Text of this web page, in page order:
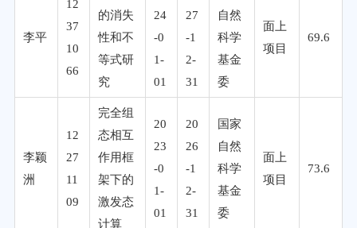
李平
12
37
10
66
的消失
性和不
等式研
究
24
-0
1-
01
27
-1
2-
31
自然
科学
基金
委
面上
项目
69.6
李颖
洲
12
27
11
09
完全组
态相互
作用框
架下的
激发态
计算
20
23
-0
1-
01
20
26
-1
2-
31
国家
自然
科学
基金
委
面上
项目
73.6